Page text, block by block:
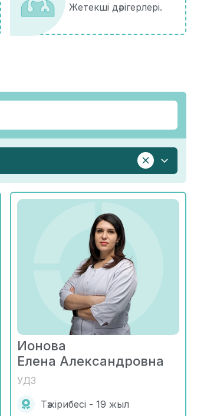
Жетекші дәрігерлері.
Ионова
Елена Александровна
УДЗ
Тәжірибесі - 19 жыл